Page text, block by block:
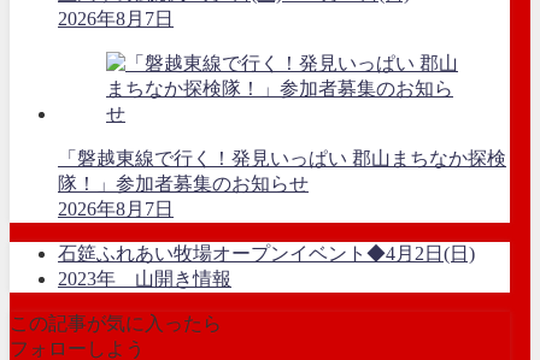
2026年8月7日
「磐越東線で行く！発見いっぱい 郡山まちなか探検
隊！」参加者募集のお知らせ
2026年8月7日
石筵ふれあい牧場オープンイベント◆4月2日(日)
2023年 山開き情報
この記事が気に入ったら
フォローしよう